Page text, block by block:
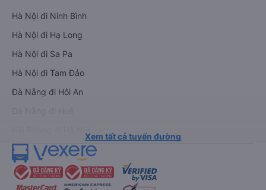
Hà Nội đi Ninh Bình
Hà Nội đi Hạ Long
Hà Nội đi Sa Pa
Hà Nội đi Tam Đảo
Đà Nẵng đi Hội An
Xem tất cả tuyến đường